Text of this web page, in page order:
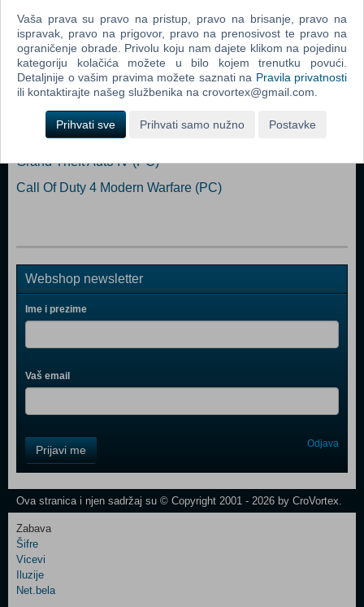
Popularno
The Sims 2 (PC)
Grand Theft Auto San Andreas (PC)
Grand Theft Auto Vice City (PC)
Call Of Duty 2 (PC)
Grand Theft Auto IV (PC)
Call Of Duty 4 Modern Warfare (PC)
Webshop newsletter
Ime i prezime
Vaš email
Field
One
Control
Two
Newsletter
Prijavi me Odjava
Ova stranica i njen sadržaj su © Copyright 2001 - 2026 by CroVortex.
Zabava
Šifre
Vicevi
Iluzije
Net.bela
Vaša prava su pravo na pristup, pravo na brisanje, pravo na
ispravak, pravo na prigovor, pravo na prenosivost te pravo na
ograničenje obrade. Privolu koju nam dajete klikom na pojedinu
kategoriju kolačića možete u bilo kojem trenutku povući.
Detaljnije o vašim pravima možete saznati na Pravila privatnosti
ili kontaktirajte našeg službenika na crovortex@gmail.com.
Prihvati sve Prihvati samo nužno Postavke